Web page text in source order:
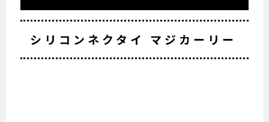
シリコンネクタイ マジカーリー